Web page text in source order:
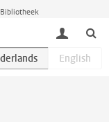
Bibliotheek
toggle